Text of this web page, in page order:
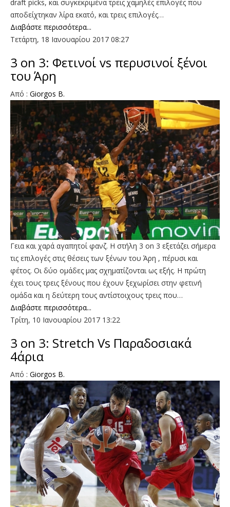
draft picks, και συγκεκριμένα τρεις χαμηλές επιλογές που
αποδείχτηκαν λίρα εκατό, και τρεις επιλογές…
Διαβάστε περισσότερα...
Τετάρτη, 18 Ιανουαρίου 2017 08:27
3 on 3: Φετινοί vs περυσινοί ξένοι
του Άρη
Από : Giorgos B.
Γεια και χαρά αγαπητοί φανζ. Η στήλη 3 on 3 εξετάζει σήμερα
τις επιλογές στις θέσεις των ξένων του Άρη , πέρυσι και
φέτος. Οι δύο ομάδες μας σχηματίζονται ως εξής. Η πρώτη
έχει τους τρεις ξένους που έχουν ξεχωρίσει στην φετινή
ομάδα και η δεύτερη τους αντίστοιχους τρεις που…
Διαβάστε περισσότερα...
Τρίτη, 10 Ιανουαρίου 2017 13:22
3 on 3: Stretch Vs Παραδοσιακά
4άρια
Από : Giorgos B.